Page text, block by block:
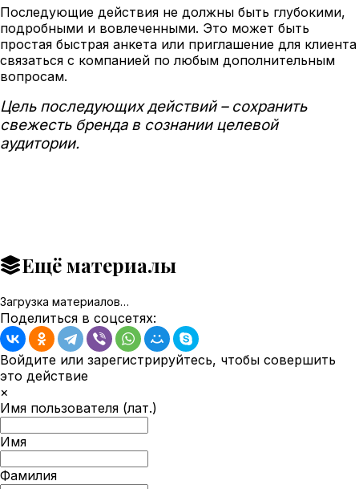
Последующие действия не должны быть глубокими,
подробными и вовлеченными. Это может быть
простая быстрая анкета или приглашение для клиента
связаться с компанией по любым дополнительным
вопросам.
Цель последующих действий – сохранить
свежесть бренда в сознании целевой
аудитории.
Ещё материалы
Загрузка материалов…
Поделиться в соцсетях:
Войдите или зарегистрируйтесь, чтобы совершить
это действие
×
Имя пользователя (лат.)
Имя
Фамилия